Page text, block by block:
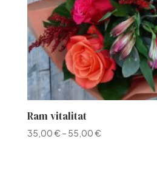
Ram vitalitat
35,00€ – 55,00€